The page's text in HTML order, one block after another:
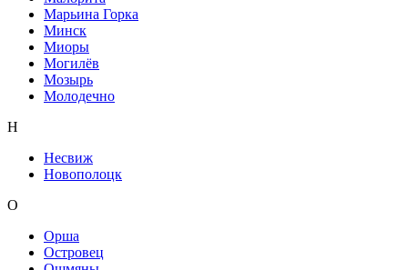
Марьина Горка
Минск
Миоры
Могилёв
Мозырь
Молодечно
Н
Несвиж
Новополоцк
О
Орша
Островец